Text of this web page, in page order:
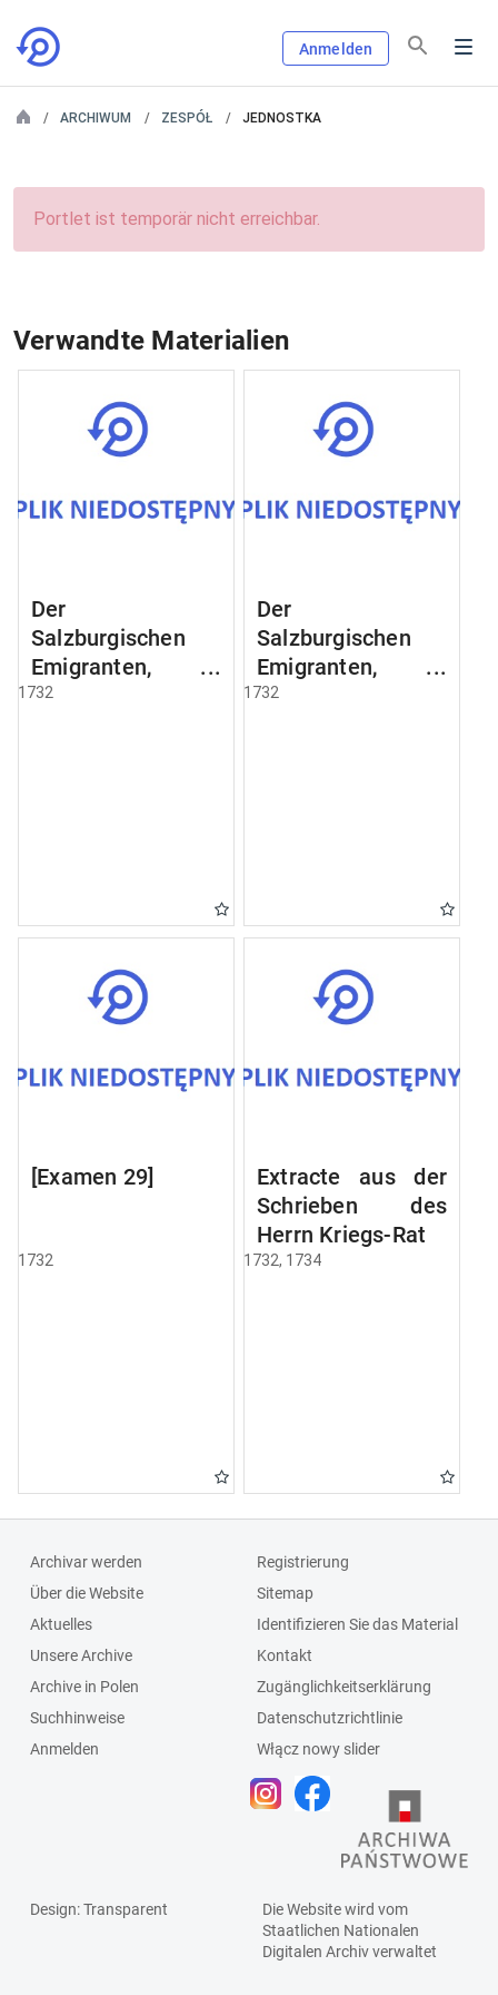
Anmelden
ARCHIWUM ZESPÓŁ JEDNOSTKA
Portlet ist temporär nicht erreichbar.
Verwandte Materialien
Der
Salzburgischen
Emigranten,
welche nach
1732
Der
Salzburgischen
Emigranten,
welche nach
1732
[Examen 29]
1732
Extracte aus der
Schrieben des
Herrn Kriegs-Rats
1732, 1734
Archivar werden
Über die Website
Aktuelles
Unsere Archive
Archive in Polen
Suchhinweise
Anmelden
Registrierung
Sitemap
Identifizieren Sie das Material
Kontakt
Zugänglichkeitserklärung
Datenschutzrichtlinie
Włącz nowy slider
Design: Transparent
Die Website wird vom
Staatlichen Nationalen
Digitalen Archivverwaltet